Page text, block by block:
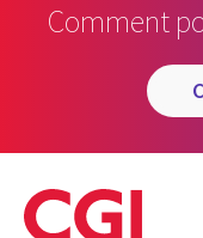
Comment